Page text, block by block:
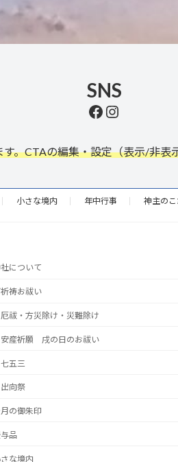
SNS
https://www.facebook.com/
Instagram
。CTAの編集・設定（表示/非表
小さな境内 年中行事 神主のこ
について
祈祷お祓い
厄祓・方災除け・災難除け
安産祈願 戌の日のお祓い
七五三
出向祭
の御朱印
品
な境内